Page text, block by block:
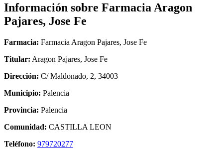
Información sobre Farmacia Aragon
Pajares, Jose Fe
Farmacia: Farmacia Aragon Pajares, Jose Fe
Titular: Aragon Pajares, Jose Fe
Dirección: C/ Maldonado, 2, 34003
Municipio: Palencia
Provincia: Palencia
Comunidad: CASTILLA LEON
Teléfono: 979720277